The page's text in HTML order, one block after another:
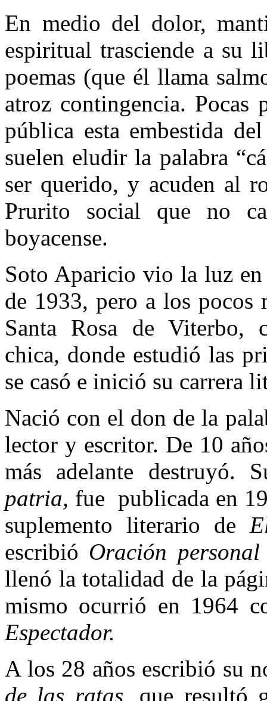
En medio del dolor,
espiritual trasciende a su
poemas (que él llama
atroz contingencia. Pocas
pública esta embestida
suelen eludir la palabra
ser querido, y acuden al
Prurito social que no
boyacense.
Soto Aparicio vio la luz
de 1933, pero a los pocos
Santa Rosa de Viterbo,
chica, donde estudió las
se casó e inició su carrera
Nació con el don de la
lector y escritor. De 10
más adelante destruyó.
patria, fue publicada en
suplemento literario de
escribió Oración
llenó la totalidad de la
mismo ocurrió en 1964
Espectador.
A los 28 años escribió su
de las ratas, que resultó